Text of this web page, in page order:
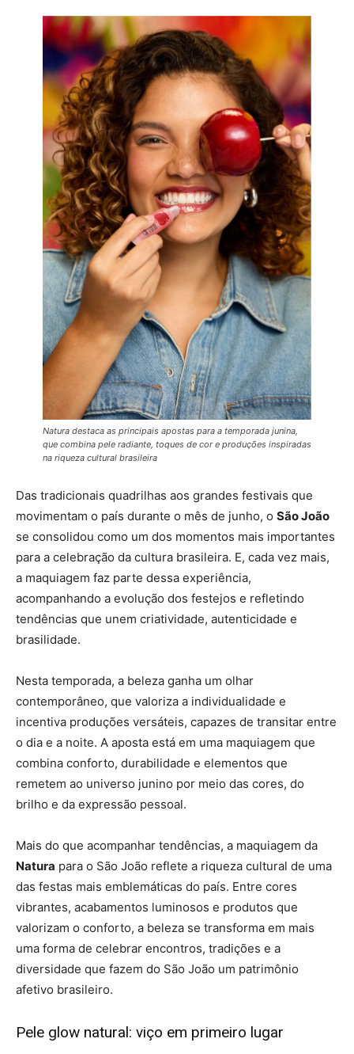
Natura destaca as principais apostas para a temporada junina,
que combina pele radiante, toques de cor e produções inspiradas
na riqueza cultural brasileira
Das tradicionais quadrilhas aos grandes festivais que
movimentam o país durante o mês de junho, o São João
se consolidou como um dos momentos mais importantes
para a celebração da cultura brasileira. E, cada vez mais,
a maquiagem faz parte dessa experiência,
acompanhando a evolução dos festejos e refletindo
tendências que unem criatividade, autenticidade e
brasilidade.
Nesta temporada, a beleza ganha um olhar
contemporâneo, que valoriza a individualidade e
incentiva produções versáteis, capazes de transitar entre
o dia e a noite. A aposta está em uma maquiagem que
combina conforto, durabilidade e elementos que
remetem ao universo junino por meio das cores, do
brilho e da expressão pessoal.
Mais do que acompanhar tendências, a maquiagem da
Natura para o São João reflete a riqueza cultural de uma
das festas mais emblemáticas do país. Entre cores
vibrantes, acabamentos luminosos e produtos que
valorizam o conforto, a beleza se transforma em mais
uma forma de celebrar encontros, tradições e a
diversidade que fazem do São João um patrimônio
afetivo brasileiro.
Pele glow natural: viço em primeiro lugar